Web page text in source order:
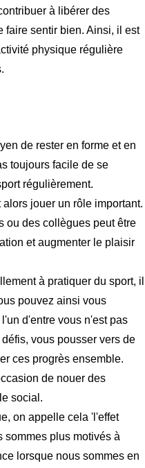
à libérer des
faire sentir bien. Ainsi, il est
physique régulière
de rester en forme et en
toujours facile de se
régulièrement.
jouer un rôle important.
ou des collègues peut être
et augmenter le plaisir
à pratiquer du sport, il
pouvez ainsi vous
d'entre vous n'est pas
vous pousser vers de
ces progrès ensemble.
de nouer des
social.
on appelle cela 'l'effet
sommes plus motivés à
lorsque nous sommes en